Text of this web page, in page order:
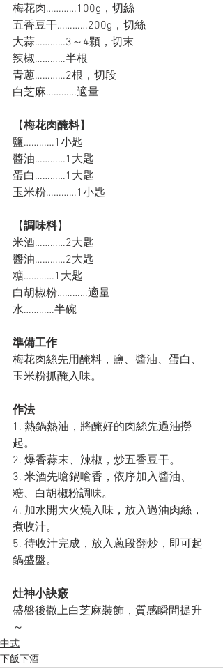
梅花肉…………100g，切絲
五香豆干…………200g，切絲
大蒜…………3～4顆，切末
辣椒…………半根
青蔥…………2根，切段
白芝麻…………適量
【梅花肉醃料】
鹽…………1小匙
醬油…………1大匙
蛋白…………1大匙
玉米粉…………1小匙
【調味料】
米酒…………2大匙
醬油…………2大匙
糖…………1大匙
白胡椒粉…………適量
水…………半碗
準備工作
梅花肉絲先用醃料，鹽、醬油、蛋白、
玉米粉抓醃入味。
作法
1. 熱鍋熱油，將醃好的肉絲先過油撈
起。
2. 爆香蒜末、辣椒，炒五香豆干。
3. 米酒先嗆鍋嗆香，依序加入醬油、
糖、白胡椒粉調味。
4. 加水開大火燒入味，放入過油肉絲，
煮收汁。
5. 待收汁完成，放入蔥段翻炒，即可起
鍋盛盤。
灶神小訣竅
盛盤後撒上白芝麻裝飾，質感瞬間提升
～
中式
下飯下酒